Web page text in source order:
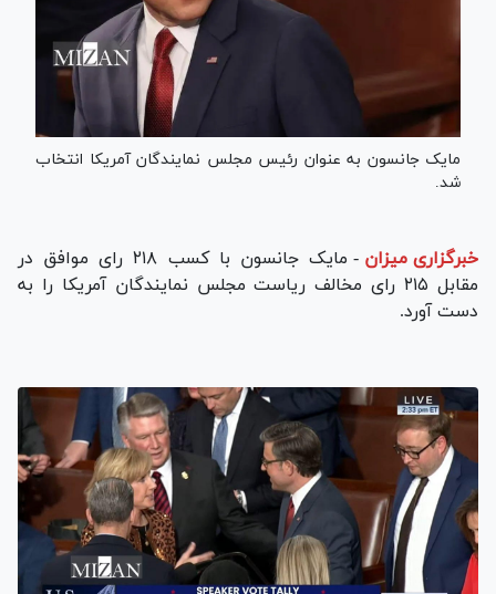
مایک جانسون به عنوان رئیس مجلس نمایندگان آمریکا انتخاب
شد.
خبرگزاری میزان -
مایک جانسون با کسب ۲۱۸ رای موافق در
مقابل ۲۱۵ رای مخالف ریاست مجلس نمایندگان آمریکا را به
دست آورد.